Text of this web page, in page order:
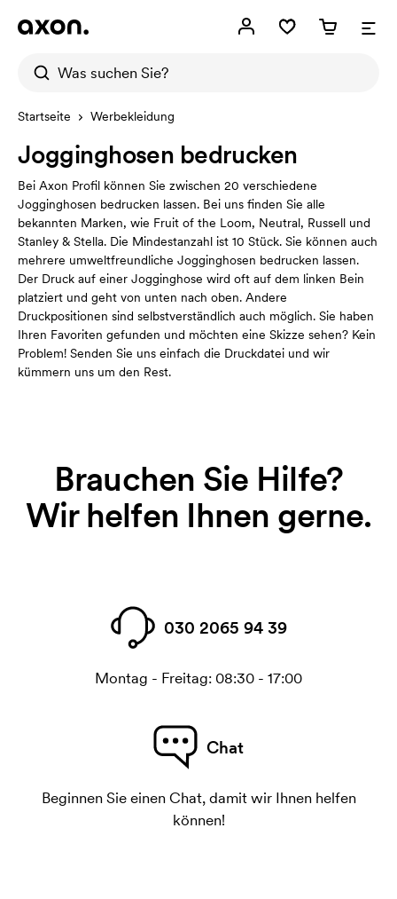
Startseite Werbekleidung
Jogginghosen bedrucken
Bei Axon Profil können Sie zwischen 20 verschiedene
Jogginghosen bedrucken lassen. Bei uns finden Sie alle
bekannten Marken, wie Fruit of the Loom, Neutral, Russell und
Stanley & Stella. Die Mindestanzahl ist 10 Stück. Sie können auch
mehrere umweltfreundliche Jogginghosen bedrucken lassen.
Der Druck auf einer Jogginghose wird oft auf dem linken Bein
platziert und geht von unten nach oben. Andere
Druckpositionen sind selbstverständlich auch möglich. Sie haben
Ihren Favoriten gefunden und möchten eine Skizze sehen? Kein
Problem! Senden Sie uns einfach die Druckdatei und wir
kümmern uns um den Rest.
Brauchen Sie Hilfe?
Wir helfen Ihnen gerne.
030 2065 94 39
Montag - Freitag: 08:30 - 17:00
Chat
Beginnen Sie einen Chat, damit wir Ihnen helfen
können!